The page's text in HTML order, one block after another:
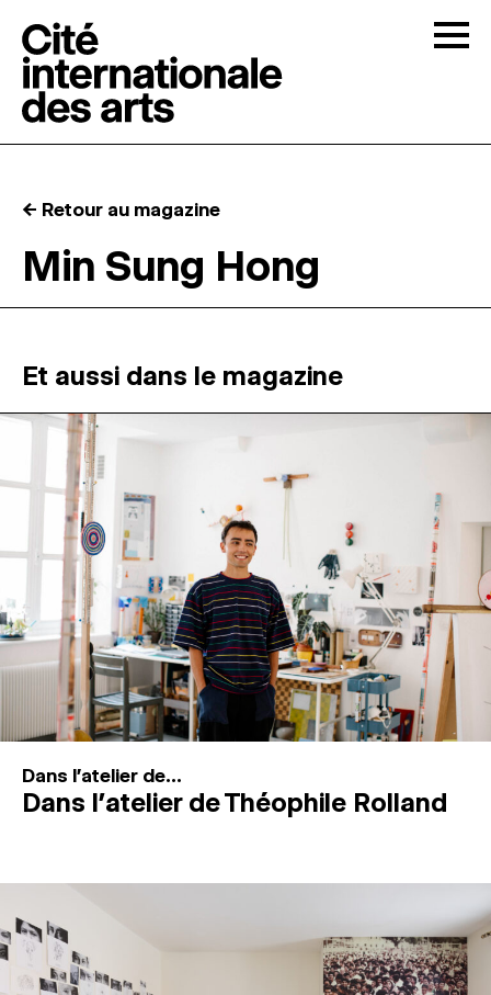
RÉSIDENCES ↓
ATELIERS OUVERTS
PROGRAMMATION
MAGAZINE
ESPACES DE PRATIQUE ARTISTIQUE ↓
Recherche
Connexion
← Retour au magazine
Min Sung Hong
Et aussi dans le magazine
Dans l'atelier de...
Dans l’atelier de Théophile Rolland